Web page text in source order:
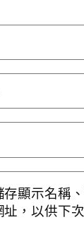
存顯示名稱
，以供下